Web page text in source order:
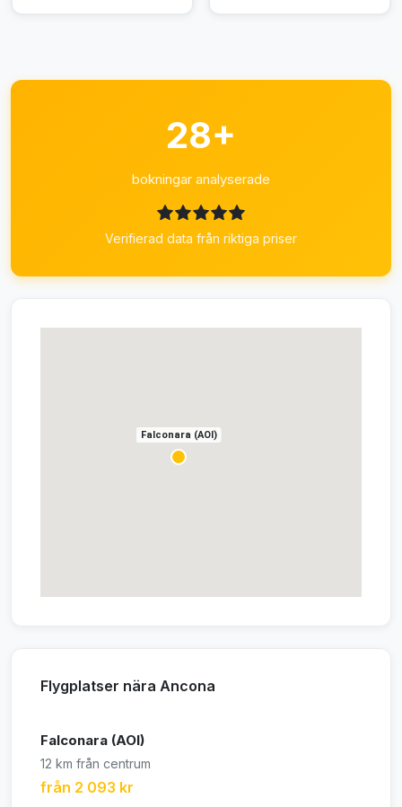
28+
bokningar analyserade
Verifierad data från riktiga priser
Falconara (AOI)
Flygplatser nära Ancona
Falconara (AOI)
12 km från centrum
från 2 093 kr